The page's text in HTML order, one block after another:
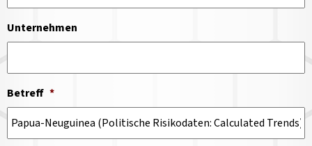
Unternehmen
Betreff *